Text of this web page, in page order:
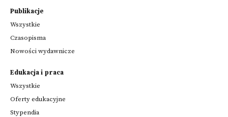
Publikacje
Wszystkie
Czasopisma
Nowości wydawnicze
Edukacja i praca
Wszystkie
Oferty edukacyjne
Stypendia